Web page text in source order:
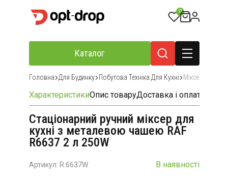
0
Каталог
Головна Для Будинку Побутова Техніка Для Кухні Міксери Та
ХарактеристикиОпис товаруДоставка і оплата
Стаціонарний ручний міксер для
кухні з металевою чашею RAF
R6637 2 л 250W
Артикул: R.6637W В наявності